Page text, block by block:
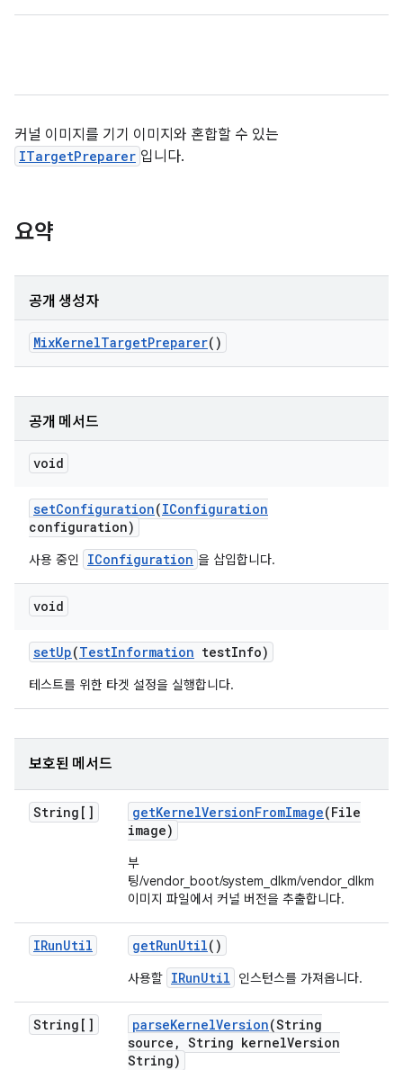
커널 이미지를 기기 이미지와 혼합할 수 있는
ITargetPreparer 입니다.
요약
공개 생성자
MixKernelTargetPreparer()
공개 메서드
void
setConfiguration(IConfiguration
configuration)
사용 중인 IConfiguration 을 삽입합니다.
void
setUp(TestInformation testInfo)
테스트를 위한 타겟 설정을 실행합니다.
보호된 메서드
String[] getKernelVersionFromImage(File
image)
부
팅/vendor_boot/system_dlkm/vendor_dlkm
이미지 파일에서 커널 버전을 추출합니다.
IRunUtil getRunUtil()
사용할 IRunUtil 인스턴스를 가져옵니다.
String[] parseKernelVersion(String
source , String kernelVersion
String)